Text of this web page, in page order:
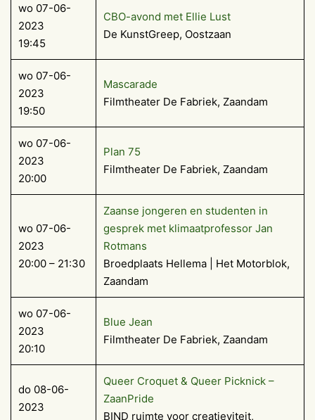
wo 07-06-
2023
19:45
CBO-avond met Ellie Lust
De KunstGreep, Oostzaan
wo 07-06-
2023
19:50
Mascarade
Filmtheater De Fabriek, Zaandam
wo 07-06-
2023
20:00
Plan 75
Filmtheater De Fabriek, Zaandam
wo 07-06-
2023
20:00 – 21:30
Zaanse jongeren en studenten in
gesprek met klimaatprofessor Jan
Rotmans
Broedplaats Hellema | Het Motorblok,
Zaandam
wo 07-06-
2023
20:10
Blue Jean
Filmtheater De Fabriek, Zaandam
do 08-06-
2023
Queer Croquet & Queer Picknick –
ZaanPride
BIND ruimte voor creatieviteit,